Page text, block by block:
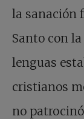
la sanación
Santo con
lenguas
cristianos
no